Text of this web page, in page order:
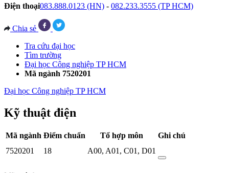
Điện thoại083.888.0123 (HN) - 082.233.3555 (TP HCM)
Chia sẻ
Tra cứu đại học
Tìm trường
Đại học Công nghiệp TP HCM
Mã ngành 7520201
Đại học Công nghiệp TP HCM
Kỹ thuật điện
Mã ngành Điểm chuẩn Tổ hợp môn
Ghi chú
7520201
18 A00, A01, C01, D01